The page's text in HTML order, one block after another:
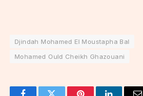
Djindah Mohamed El Moustapha Bal
Mohamed Ould Cheikh Ghazouani